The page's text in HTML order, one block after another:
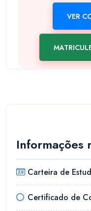
VER
Informações
Carteira de
Certificado de